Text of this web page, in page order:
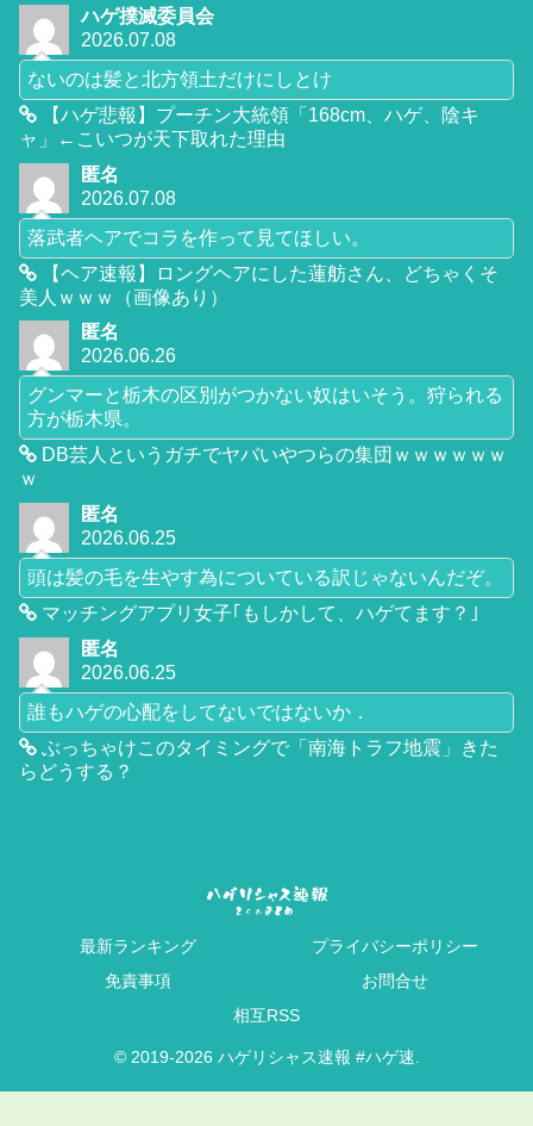
ハゲ撲滅委員会
2026.07.08
ないのは髪と北方領土だけにしとけ
【ハゲ悲報】プーチン大統領「168cm、ハゲ、陰キ
ャ」←こいつが天下取れた理由
匿名
2026.07.08
落武者ヘアでコラを作って見てほしい。
【ヘア速報】ロングヘアにした蓮舫さん、どちゃくそ
美人ｗｗｗ（画像あり）
匿名
2026.06.26
グンマーと栃木の区別がつかない奴はいそう。狩られる
方が栃木県。
DB芸人というガチでヤバいやつらの集団ｗｗｗｗｗｗ
ｗ
匿名
2026.06.25
頭は髪の毛を生やす為についている訳じゃないんだぞ。
マッチングアプリ女子｢もしかして、ハゲてます？｣
匿名
2026.06.25
誰もハゲの心配をしてないではないか．
ぶっちゃけこのタイミングで「南海トラフ地震」きた
らどうする？
最新ランキング
プライバシーポリシー
免責事項
お問合せ
相互RSS
© 2019-2026 ハゲリシャス速報 #ハゲ速.